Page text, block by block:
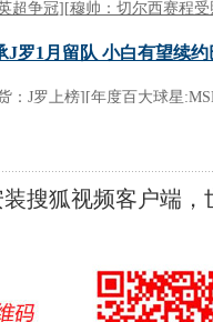
狐视频客户端，